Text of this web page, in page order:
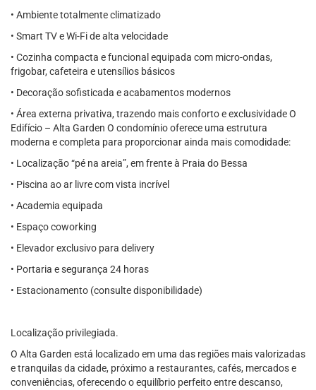
• Ambiente totalmente climatizado
• Smart TV e Wi-Fi de alta velocidade
• Cozinha compacta e funcional equipada com micro-ondas,
frigobar, cafeteira e utensílios básicos
• Decoração sofisticada e acabamentos modernos
• Área externa privativa, trazendo mais conforto e exclusividade O
Edifício – Alta Garden O condomínio oferece uma estrutura
moderna e completa para proporcionar ainda mais comodidade:
• Localização “pé na areia”, em frente à Praia do Bessa
• Piscina ao ar livre com vista incrível
• Academia equipada
• Espaço coworking
• Elevador exclusivo para delivery
• Portaria e segurança 24 horas
• Estacionamento (consulte disponibilidade)
Localização privilegiada.
O Alta Garden está localizado em uma das regiões mais valorizadas
e tranquilas da cidade, próximo a restaurantes, cafés, mercados e
conveniências, oferecendo o equilíbrio perfeito entre descanso,